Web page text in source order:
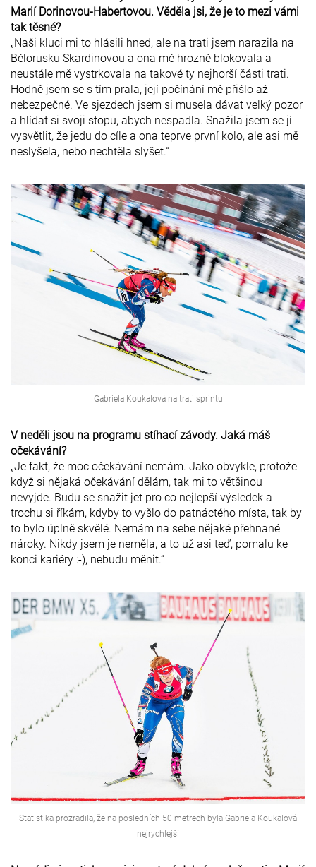
Marií Dorinovou-Habertovou. Věděla jsi, že je to mezi vámi
tak těsné?
„Naši kluci mi to hlásili hned, ale na trati jsem narazila na
Bělorusku Skardinovou a ona mě hrozně blokovala a
neustále mě vystrkovala na takové ty nejhorší části trati.
Hodně jsem se s tím prala, její počínání mě přišlo až
nebezpečné. Ve sjezdech jsem si musela dávat velký pozor
a hlídat si svoji stopu, abych nespadla. Snažila jsem se jí
vysvětlit, že jedu do cíle a ona teprve první kolo, ale asi mě
neslyšela, nebo nechtěla slyšet.“
Gabriela Koukalová na trati sprintu
V neděli jsou na programu stíhací závody. Jaká máš
očekávání?
„Je fakt, že moc očekávání nemám. Jako obvykle, protože
když si nějaká očekávání dělám, tak mi to většinou
nevyjde. Budu se snažit jet pro co nejlepší výsledek a
trochu si říkám, kdyby to vyšlo do patnáctého místa, tak by
to bylo úplně skvělé. Nemám na sebe nějaké přehnané
nároky. Nikdy jsem je neměla, a to už asi teď, pomalu ke
konci kariéry :-), nebudu měnit.“
Statistika prozradila, že na posledních 50 metrech byla Gabriela Koukalová
nejrychlejší